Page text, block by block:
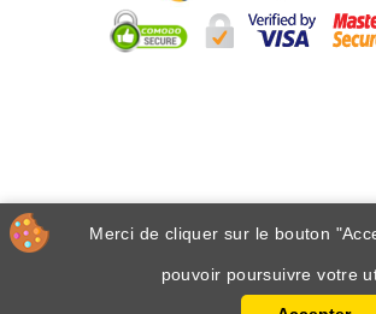
Merci de cliquer sur le bouton
pouvoir poursuivre votre